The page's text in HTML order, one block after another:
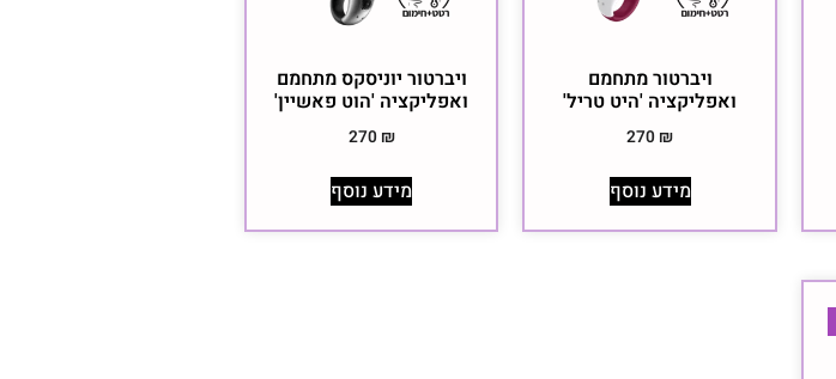
ויברטור מתחמם
ואפליקציה 'היט טריל'
270 ₪
מידע נוסף
ויברטור יוניסקס מתחמם
ואפליקציה 'הוט פאשיין'
270 ₪
מידע נוסף